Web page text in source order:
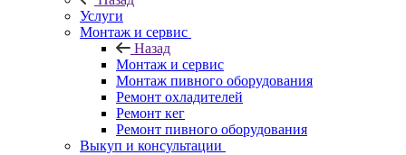
Услуги
Монтаж и сервис
Назад
Монтаж и сервис
Монтаж пивного оборудования
Ремонт охладителей
Ремонт кег
Ремонт пивного оборудования
Выкуп и консультации